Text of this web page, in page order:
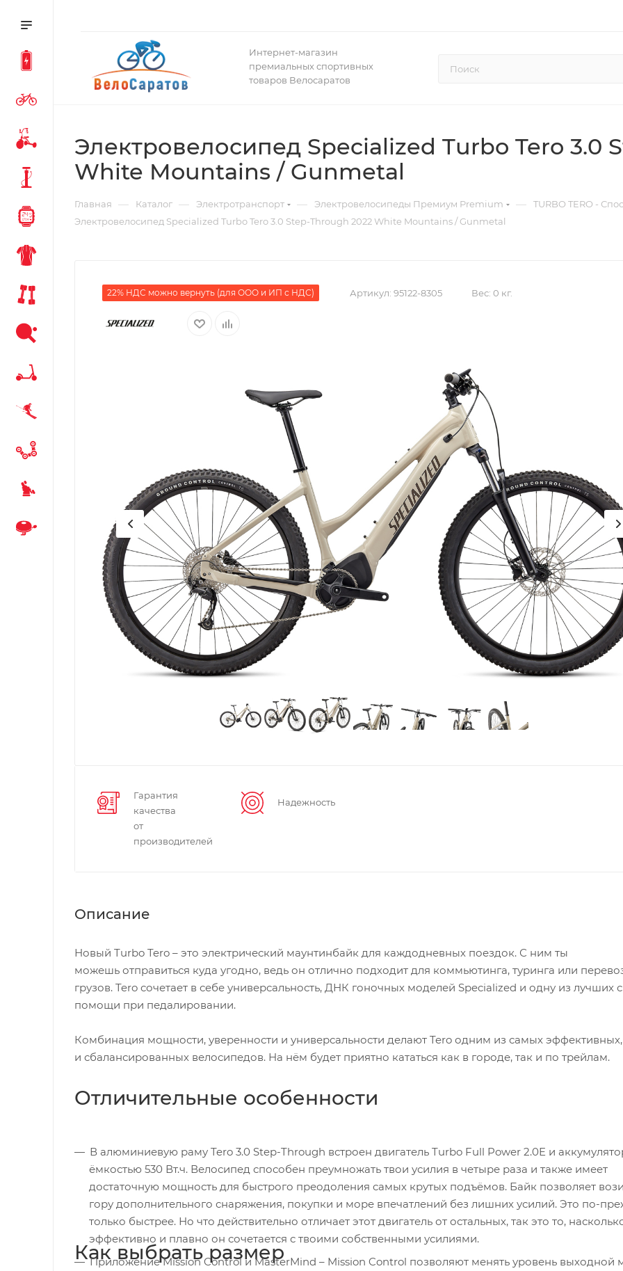
Интернет-магазин
премиальных спортивных
товаров Велосаратов
Электровелосипед Specialized Turbo Tero 3.0
White Mountains / Gunmetal
Главная — Каталог — Электротранспорт — Электровелосипеды Премиум Premium —
TURBO TERO -
Электровелосипед Specialized Turbo Tero 3.0 Step-Through 2022 White Mountains / Gunmetal
22% НДС можно вернуть (для ООО и ИП с НДС) Артикул: 95122-8305 Вес: 0 кг.
Гарантия
качества
от
производителей
Надежность
Описание
Новый Turbo Tero – это электрический маунтинбайк для каждодневных поездок. С ним ты
можешь отправиться куда угодно, ведь он отлично подходит для коммьютинга, туринга или
грузов. Tero сочетает в себе универсальность, ДНК гоночных моделей Specialized и одну из лучших
помощи при педалировании.
Комбинация мощности, уверенности и универсальности делают Tero одним из самых
и сбалансированных велосипедов. На нём будет приятно кататься как в городе, так и по трейлам.
Отличительные особенности
В алюминиевую раму Tero 3.0 Step-Through встроен двигатель Turbo Full Power 2.0E и
ёмкостью 530 Вт.ч. Велосипед способен преумножать твои усилия в четыре раза и также имеет
достаточную мощность для быстрого преодоления самых крутых подъёмов. Байк позволяет
гору дополнительного снаряжения, покупки и море впечатлений без лишних усилий. Это по-
только быстрее. Но что действительно отличает этот двигатель от остальных, так это то,
эффективно и плавно он сочетается с твоими собственными усилиями.
Приложение Mission Control и MasterMind – Mission Control позволяют менять уровень выходной
Как выбрать размер